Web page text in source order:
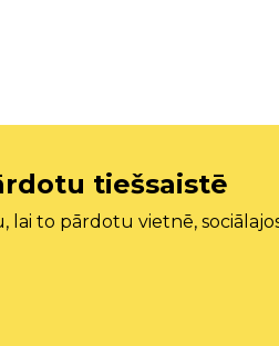
tiešsaistē
lai to pārdotu vietnē,